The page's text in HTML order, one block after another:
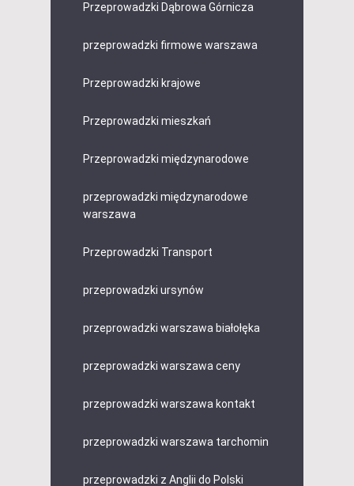
Przeprowadzki Dąbrowa Górnicza
przeprowadzki firmowe warszawa
Przeprowadzki krajowe
Przeprowadzki mieszkań
Przeprowadzki międzynarodowe
przeprowadzki międzynarodowe
warszawa
Przeprowadzki Transport
przeprowadzki ursynów
przeprowadzki warszawa białołęka
przeprowadzki warszawa ceny
przeprowadzki warszawa kontakt
przeprowadzki warszawa tarchomin
przeprowadzki z Anglii do Polski